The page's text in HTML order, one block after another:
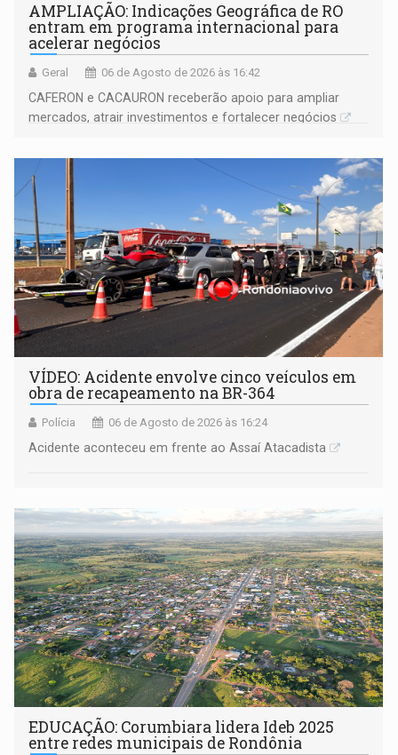
AMPLIAÇÃO: Indicações Geográfica de RO
entram em programa internacional para
acelerar negócios
Geral 06 de Agosto de 2026 às 16:42
CAFERON e CACAURON receberão apoio para ampliar
mercados, atrair investimentos e fortalecer negócios
VÍDEO: Acidente envolve cinco veículos em
obra de recapeamento na BR-364
Polícia 06 de Agosto de 2026 às 16:24
Acidente aconteceu em frente ao Assaí Atacadista
EDUCAÇÃO: Corumbiara lidera Ideb 2025
entre redes municipais de Rondônia